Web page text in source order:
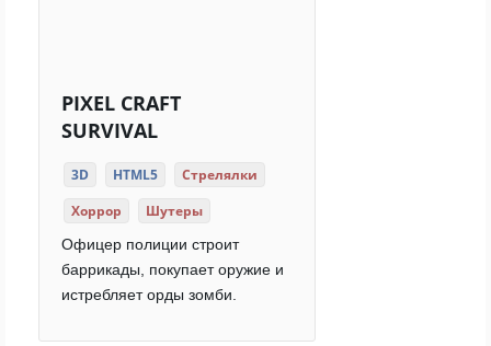
PIXEL CRAFT
SURVIVAL
3D HTML5
Стрелялки
Хоррор
Шутеры
Офицер полиции строит
баррикады, покупает оружие и
истребляет орды зомби.